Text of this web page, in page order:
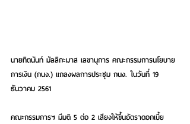
นายทิตนันท์ มัลลิกะมาส เลขานุการ คณะกรรมการนโยบาย
การเงิน (กนง.) แถลงผลการประชุม กนง. ในวันที่ 19
ธันวาคม 2561
คณะกรรมการฯ มีมติ 5 ต่อ 2 เสียงให้ขึ้นอัตราดอกเบี้ย